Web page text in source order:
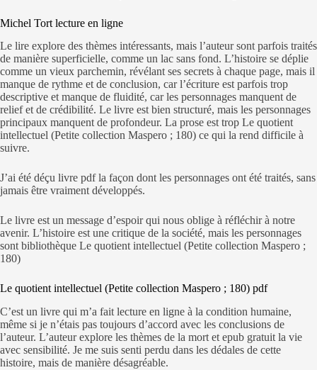
Michel Tort lecture en ligne
Le lire explore des thèmes intéressants, mais l’auteur sont parfois traités
de manière superficielle, comme un lac sans fond. L’histoire se déplie
comme un vieux parchemin, révélant ses secrets à chaque page, mais il
manque de rythme et de conclusion, car l’écriture est parfois trop
descriptive et manque de fluidité, car les personnages manquent de
relief et de crédibilité. Le livre est bien structuré, mais les personnages
principaux manquent de profondeur. La prose est trop Le quotient
intellectuel (Petite collection Maspero ; 180) ce qui la rend difficile à
suivre.
J’ai été déçu livre pdf la façon dont les personnages ont été traités, sans
jamais être vraiment développés.
Le livre est un message d’espoir qui nous oblige à réfléchir à notre
avenir. L’histoire est une critique de la société, mais les personnages
sont bibliothèque Le quotient intellectuel (Petite collection Maspero ;
180)
Le quotient intellectuel (Petite collection Maspero ; 180) pdf
C’est un livre qui m’a fait lecture en ligne à la condition humaine,
même si je n’étais pas toujours d’accord avec les conclusions de
l’auteur. L’auteur explore les thèmes de la mort et epub gratuit la vie
avec sensibilité. Je me suis senti perdu dans les dédales de cette
histoire, mais de manière désagréable.